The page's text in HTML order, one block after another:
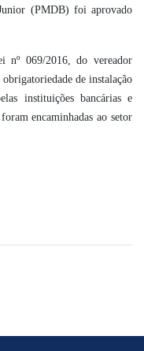
(PMDB) foi aprovado
nº 069/2016, do vereador
de instalação
instituições bancárias e
encaminhadas ao setor